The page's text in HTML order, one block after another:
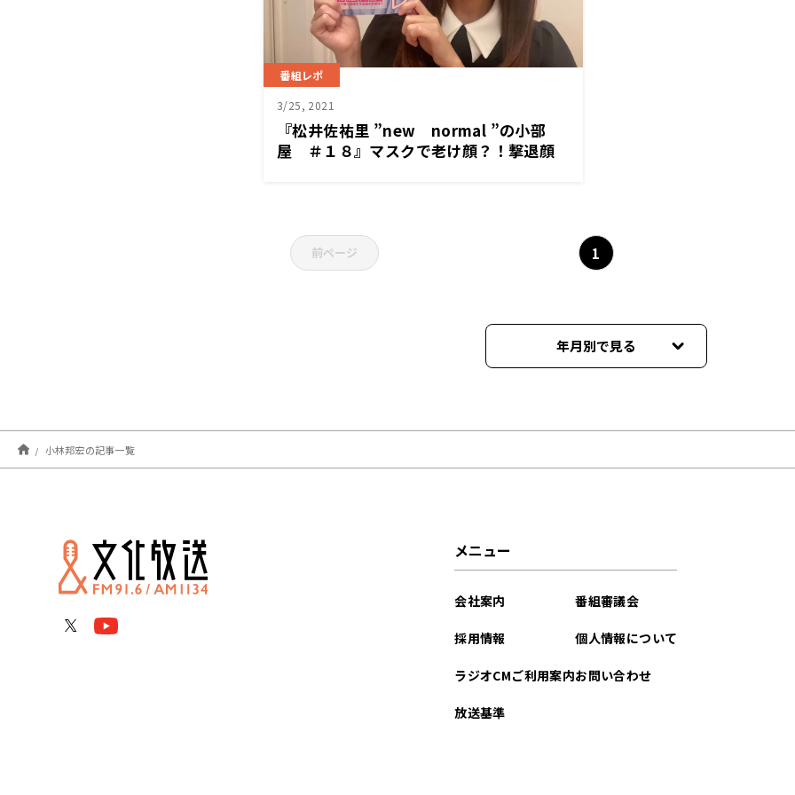
番組レポ
3/25, 2021
『松井佐祐里 ”new normal ”の小部
屋 ＃１８』マスクで老け顔？！撃退顔
前ページ 1
年月別で見る
小林邦宏の記事一覧
メニュー
会社案内
採用情報
ラジオCMご利用案内
放送基準
番組審議会
個人情報について
お問い合わせ